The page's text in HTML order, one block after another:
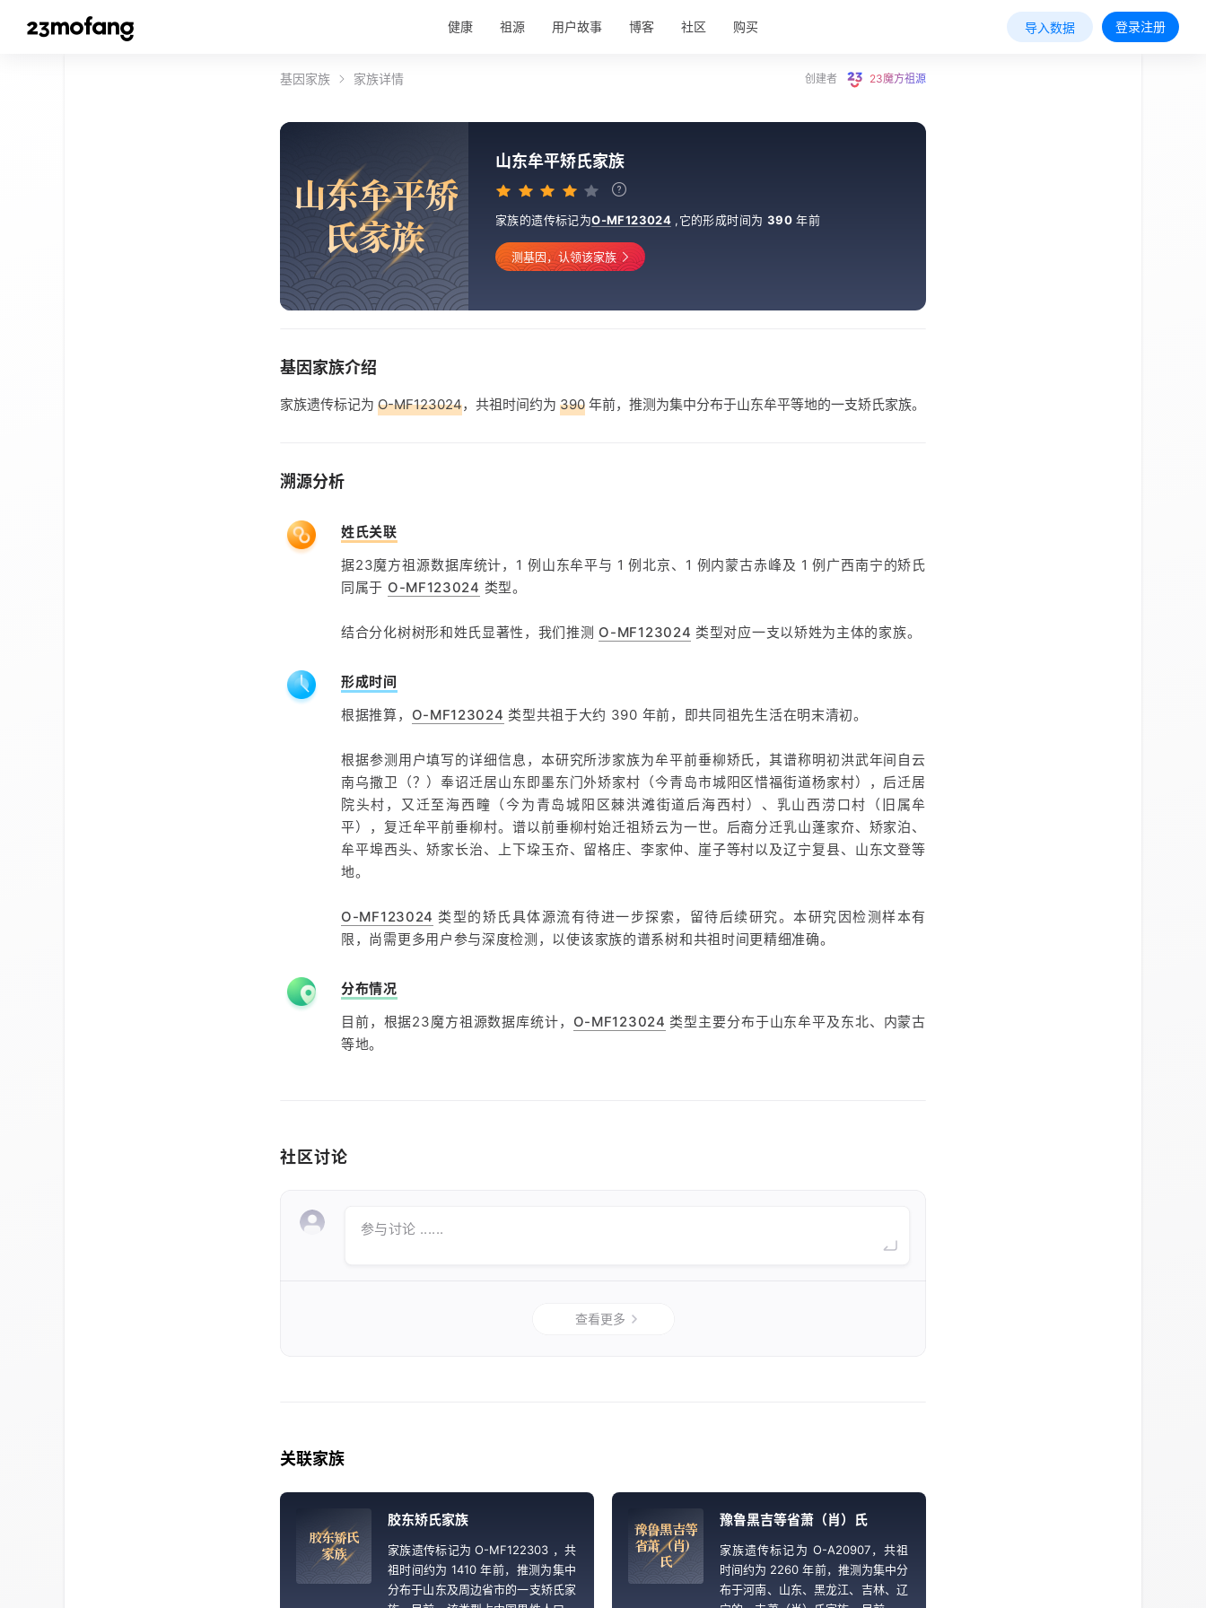
健康 祖源 用户故事 博客 社区 购买 导入数据 登录注册
基因家族 家族详情 创建者 23魔方祖源
山东牟平矫
氏家族
山东牟平矫氏家族
家族的遗传标记为O-MF123024 ,它的形成时间为 390 年前
测基因，认领该家族
基因家族介绍
家族遗传标记为 O-MF123024，共祖时间约为 390 年前，推测为集中分布于山东牟平等地的一支矫氏家族。
溯源分析
姓氏关联
据23魔方祖源数据库统计，1 例山东牟平与 1 例北京、1 例内蒙古赤峰及 1 例广西南宁的矫氏
同属于 O-MF123024 类型。
结合分化树树形和姓氏显著性，我们推测 O-MF123024 类型对应一支以矫姓为主体的家族。
形成时间
根据推算， O-MF123024 类型共祖于大约 390 年前，即共同祖先生活在明末清初。
根据参测用户填写的详细信息，本研究所涉家族为牟平前垂柳矫氏，其谱称明初洪武年间自云
南乌撒卫（？）奉诏迁居山东即墨东门外矫家村（今青岛市城阳区惜福街道杨家村），后迁居
院头村，又迁至海西疃（今为青岛城阳区棘洪滩街道后海西村）、乳山西涝口村（旧属牟
平），复迁牟平前垂柳村。谱以前垂柳村始迁祖矫云为一世。后裔分迁乳山蓬家夼、矫家泊、
牟平埠西头、矫家长治、上下垜玉夼、留格庄、李家仲、崖子等村以及辽宁复县、山东文登等
地。
O-MF123024 类型的矫氏具体源流有待进一步探索，留待后续研究。本研究因检测样本有
限，尚需更多用户参与深度检测，以使该家族的谱系树和共祖时间更精细准确。
分布情况
目前，根据23魔方祖源数据库统计， O-MF123024 类型主要分布于山东牟平及东北、内蒙古
等地。
社区讨论
参与讨论 ......
查看更多
关联家族
胶东矫氏
家族
胶东矫氏家族
家族遗传标记为 O-MF122303 ，共
祖时间约为 1410 年前，推测为集中
分布于山东及周边省市的一支矫氏家
豫鲁黑吉等
省萧（肖）
氏
豫鲁黑吉等省萧（肖）氏
家族遗传标记为 O-A20907，共祖
时间约为 2260 年前，推测为集中分
布于河南、山东、黑龙江、吉林、辽